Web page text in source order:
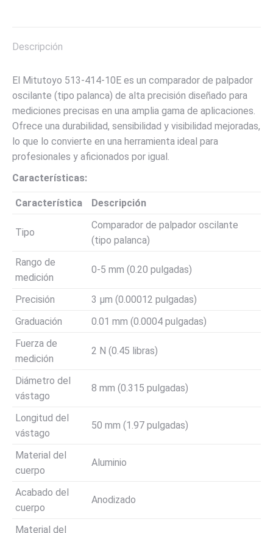
Descripción
El Mitutoyo 513-414-10E es un comparador de palpador
oscilante (tipo palanca) de alta precisión diseñado para
mediciones precisas en una amplia gama de aplicaciones.
Ofrece una durabilidad, sensibilidad y visibilidad mejoradas,
lo que lo convierte en una herramienta ideal para
profesionales y aficionados por igual.
Características:
Característica Descripción
Tipo
Comparador de palpador oscilante
(tipo palanca)
Rango de
medición
0-5 mm (0.20 pulgadas)
Precisión
3 μm (0.00012 pulgadas)
Graduación
0.01 mm (0.0004 pulgadas)
Fuerza de
medición
2 N (0.45 libras)
Diámetro del
vástago
8 mm (0.315 pulgadas)
Longitud del
vástago
50 mm (1.97 pulgadas)
Material del
cuerpo
Aluminio
Acabado del
cuerpo
Anodizado
Material del